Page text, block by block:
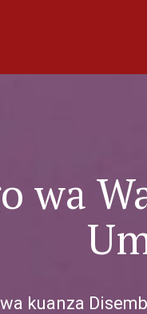
wa
kuanza